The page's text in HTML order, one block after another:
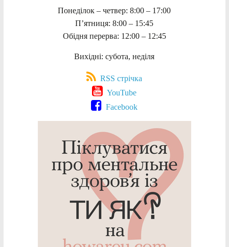
Понеділок – четвер: 8:00 – 17:00
П’ятниця: 8:00 – 15:45
Обідня перерва: 12:00 – 12:45
Вихідні: субота, неділя
RSS стрічка
YouTube
Facebook